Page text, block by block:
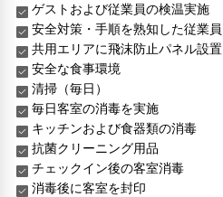
ゲストおよび従業員の検温実施
安全対策・手順を熟知した従業員
共用エリアに飛沫防止パネル設置
安全な食事環境
清掃（毎日）
毎日客室の消毒を実施
キッチンおよび食器類の消毒
抗菌クリーニング用品
チェックイン後の客室消毒
消毒後に客室を封印